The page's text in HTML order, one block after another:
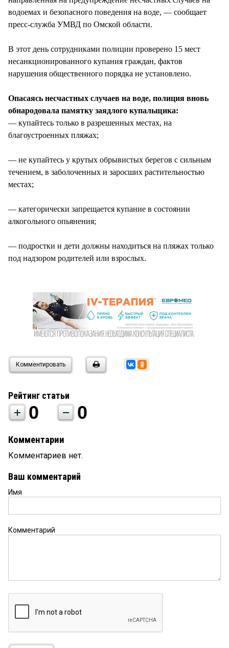
водоемах и безопасного поведения на воде, — сообщает
пресс-служба УМВД по Омской области.
В этот день сотрудниками полиции проверено 15 мест
несанкционированного купания граждан, фактов
нарушения общественного порядка не установлено.
Опасаясь несчастных случаев на воде, полиция вновь
обнародовала памятку заядлого купальщика:
— купайтесь только в разрешенных местах, на
благоустроенных пляжах;
— не купайтесь у крутых обрывистых берегов с сильным
течением, в заболоченных и заросших растительностью
местах;
— категорически запрещается купание в состоянии
алкогольного опьянения;
— подростки и дети должны находиться на пляжах только
под надзором родителей или взрослых.
Комментировать
Рейтинг статьи
0 0
Комментарии
Комментариев нет.
Ваш комментарий
Имя
Комментарий